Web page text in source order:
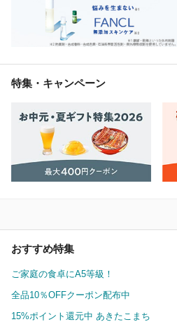
特集・キャンペーン
おすすめ特集
ご家庭の食卓にA5等級！
全品10％OFFクーポン配布中
15%ポイント還元中 あきたこまち